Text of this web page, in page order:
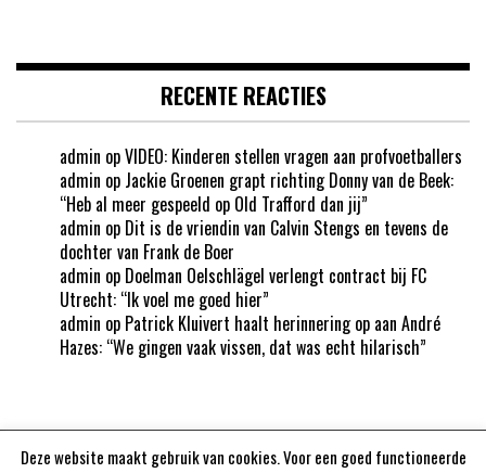
RECENTE REACTIES
admin opVIDEO: Kinderen stellen vragen aan profvoetballers
admin op Jackie Groenen grapt richting Donny van de Beek:
“Heb al meer gespeeld op Old Trafford dan jij”
admin op Dit is de vriendin van Calvin Stengs en tevens de
dochter van Frank de Boer
admin op Doelman Oelschlägel verlengt contract bij FC
Utrecht: “Ik voel me goed hier”
admin op Patrick Kluivert haalt herinnering op aan André
Hazes: “We gingen vaak vissen, dat was echt hilarisch”
Deze website maakt gebruik van cookies. Voor een goed functioneerde